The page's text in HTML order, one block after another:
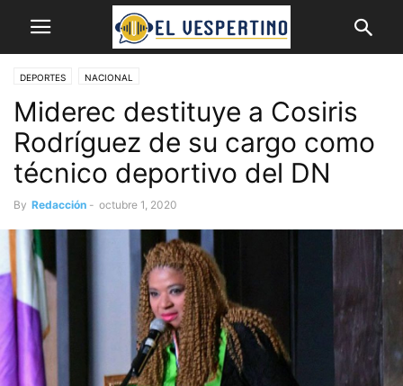
DEPORTES NACIONAL
Miderec destituye a Cosiris
Rodríguez de su cargo como
técnico deportivo del DN
By Redacción - octubre 1, 2020